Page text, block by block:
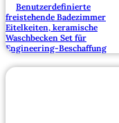
Benutzerdefinierte
freistehende Badezimmer
Eitelkeiten, keramische
Waschbecken Set für
Engineering-Beschaffung